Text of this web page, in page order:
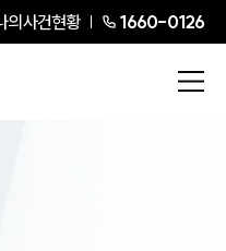
의사건현황 1660-0126